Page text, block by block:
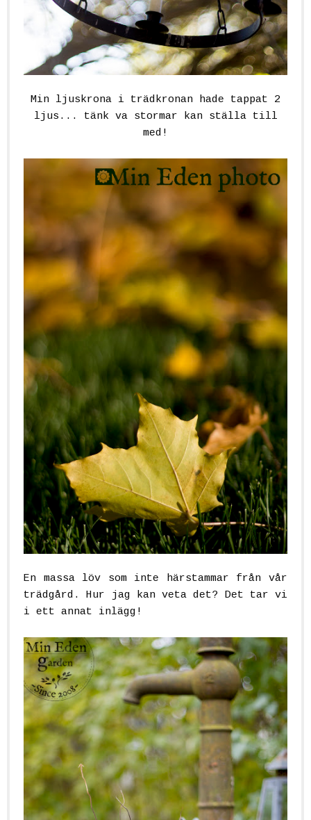
Min ljuskrona i trädkronan hade tappat 2
ljus... tänk va stormar kan ställa till
med!
En massa löv som inte härstammar från vår
trädgård. Hur jag kan veta det? Det tar vi
i ett annat inlägg!